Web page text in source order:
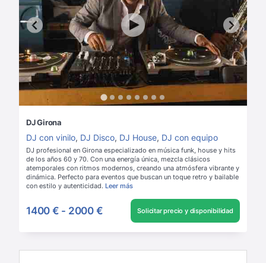
DJ Girona
DJ con vinilo, DJ Disco, DJ House, DJ con equipo
DJ profesional en Girona especializado en música funk, house y hits
de los años 60 y 70. Con una energía única, mezcla clásicos
atemporales con ritmos modernos, creando una atmósfera vibrante y
dinámica. Perfecto para eventos que buscan un toque retro y bailable
con estilo y autenticidad. Leer más
1400 € - 2000 € Solicitar precio y disponibilidad